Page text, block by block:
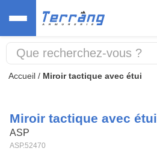
Accueil / Miroir tactique avec étui
Miroir tactique avec étui
ASP
ASP.52470